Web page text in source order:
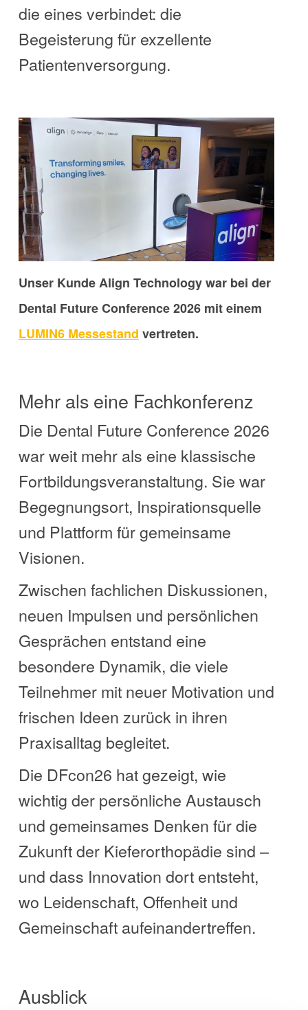
die eines verbindet: die
Begeisterung für exzellente
Patientenversorgung.
Unser KundeAlign Technology war bei der
Dental Future Conference 2026 mit einem
LUMIN6 Messestand vertreten.
Mehr als eine Fachkonferenz
Die Dental Future Conference 2026
war weit mehr als eine klassische
Fortbildungsveranstaltung. Sie war
Begegnungsort, Inspirationsquelle
und Plattform für gemeinsame
Visionen.
Zwischen fachlichen Diskussionen,
neuen Impulsen und persönlichen
Gesprächen entstand eine
besondere Dynamik, die viele
Teilnehmer mit neuer Motivation und
frischen Ideen zurück in ihren
Praxisalltag begleitet.
Die DFcon26 hat gezeigt, wie
wichtig der persönliche Austausch
und gemeinsames Denken für die
Zukunft der Kieferorthopädie sind –
und dass Innovation dort entsteht,
wo Leidenschaft, Offenheit und
Gemeinschaft aufeinandertreffen.
Ausblick